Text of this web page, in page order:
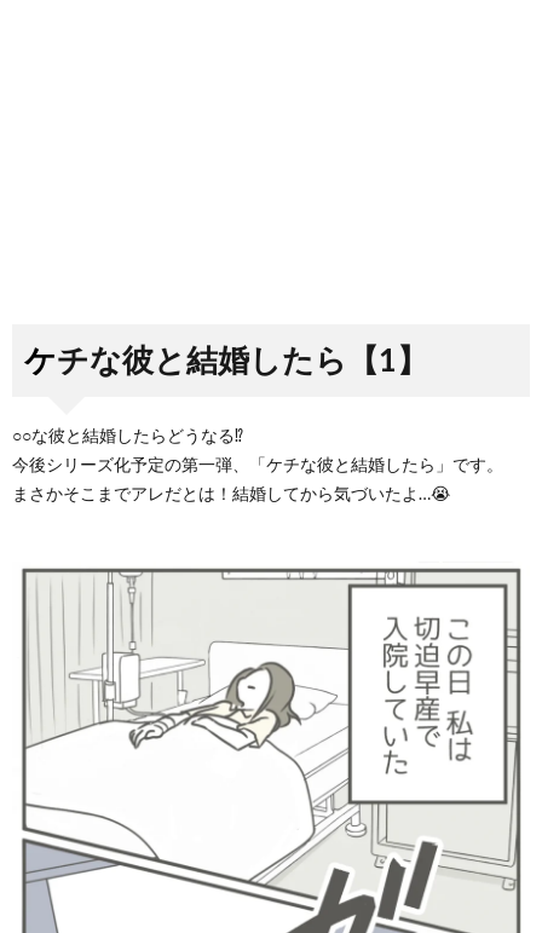
ケチな彼と結婚したら【1】
○○な彼と結婚したらどうなる⁉️
今後シリーズ化予定の第一弾、「ケチな彼と結婚したら」です。
まさかそこまでアレだとは！結婚してから気づいたよ…😭